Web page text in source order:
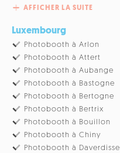
AFFICHER LA SUITE
Luxembourg
Photobooth à Arlon
Photobooth à Attert
Photobooth à Aubange
Photobooth à Bastogne
Photobooth à Bertogne
Photobooth à Bertrix
Photobooth à Bouillon
Photobooth à Chiny
Photobooth à Daverdisse